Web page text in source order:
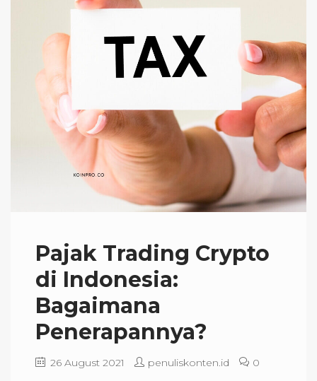
Pajak Trading Crypto
di Indonesia:
Bagaimana
Penerapannya?
26 August 2021 penuliskonten.id 0